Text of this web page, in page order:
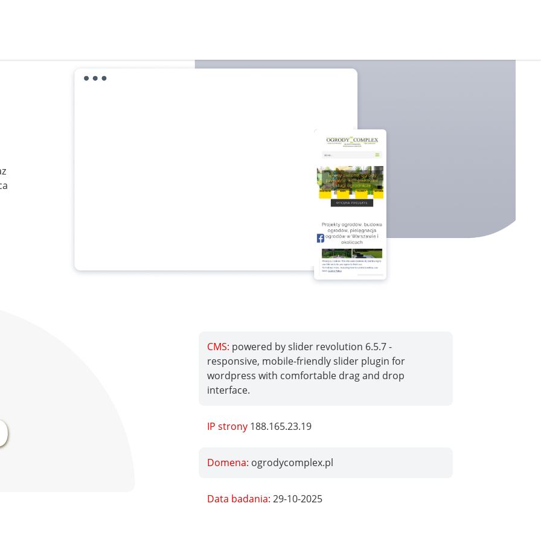
CMS: powered by slider revolution 6.5.7 -
responsive, mobile-friendly slider plugin for
wordpress with comfortable drag and drop
interface.
IP strony 188.165.23.19
Domena: ogrodycomplex.pl
Data badania: 29-10-2025